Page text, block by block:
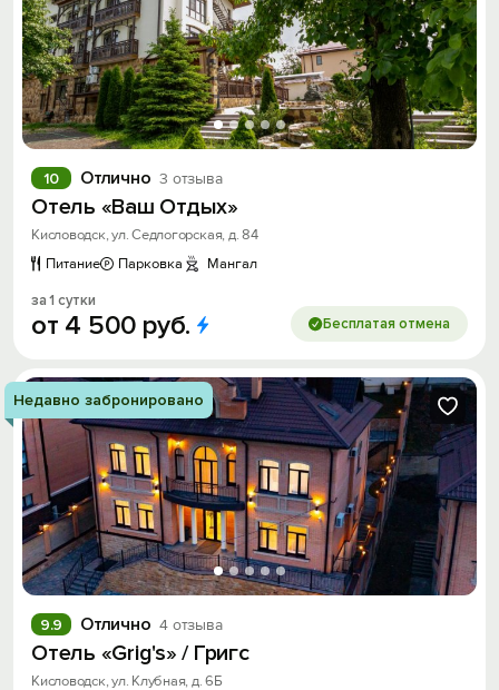
Отлично 3 отзыва
10
Отель «Ваш Отдых»
Кисловодск, ул. Седлогорская, д. 84
Питание
Парковка Мангал
за 1 сутки
от 4 500 руб. Бесплатая отмена
Недавно забронировано
Отлично 4 отзыва
9.9
Отель «Grig's» / Григс
Кисловодск, ул. Клубная, д. 6Б